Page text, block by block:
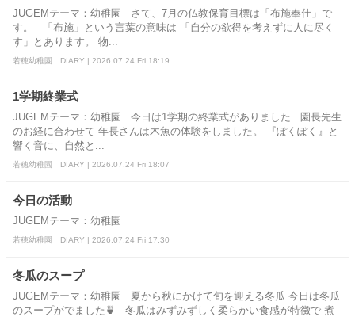
JUGEMテーマ：幼稚園 さて、7月の仏教保育目標は「布施奉仕」で
す。 「布施」という言葉の意味は 「自分の欲得を考えずに人に尽く
す」とあります。 物...
若穂幼稚園 DIARY | 2026.07.24 Fri 18:19
1学期終業式
JUGEMテーマ：幼稚園 今日は1学期の終業式がありました 園長先生
のお経に合わせて 年長さんは木魚の体験をしました。 『ぽくぽく』と
響く音に、自然と...
若穂幼稚園 DIARY | 2026.07.24 Fri 18:07
今日の活動
JUGEMテーマ：幼稚園
若穂幼稚園 DIARY | 2026.07.24 Fri 17:30
冬瓜のスープ
JUGEMテーマ：幼稚園 夏から秋にかけて旬を迎える冬瓜 今日は冬瓜
のスープがでました🍵 冬瓜はみずみずしく柔らかい食感が特徴で 煮